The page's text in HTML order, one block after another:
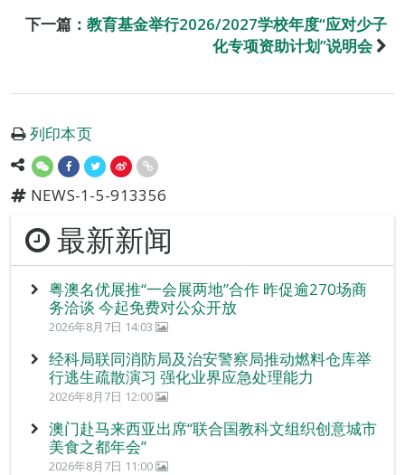
下一篇： 教育基金举行2026/2027学校年度“应对少子
化专项资助计划”说明会
列印本页
NEWS-1-5-913356
最新新闻
粤澳名优展推“一会展两地”合作 昨促逾270场商
务洽谈 今起免费对公众开放
2026年8月7日 14:03
经科局联同消防局及治安警察局推动燃料仓库举
行逃生疏散演习 强化业界应急处理能力
2026年8月7日 12:00
澳门赴马来西亚出席“联合国教科文组织创意城市
美食之都年会”
2026年8月7日 11:00